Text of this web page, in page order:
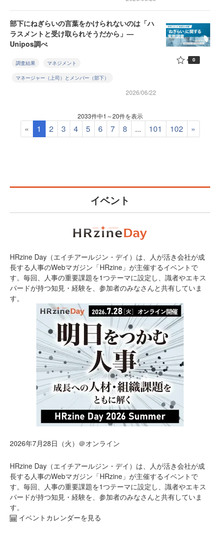
部下にねぎらいの言葉をかけられないのは「ハ
ラスメントと受け取られそうだから」—
Unipos調べ
調査結果 マネジメント
マネージャー（上司）とメンバー（部下）
2026/06/22
0
2033件中1～20件を表示
« 1 2 3 4 5 6 7 8 ... 101 102 »
イベント
HRzine Day（エイチアールジン・デイ）は、人が活き会社が成
長する人事のWebマガジン「HRzine」が主催するイベントで
す。毎回、人事の重要課題を1つテーマに設定し、識者やエキス
パードが持つ知見・経験を、参加者のみなさんと共有していま
す。
2026年7月28日（火）＠オンライン
HRzine Day（エイチアールジン・デイ）は、人が活き会社が成
長する人事のWebマガジン「HRzine」が主催するイベントで
す。毎回、人事の重要課題を1つテーマに設定し、識者やエキス
パードが持つ知見・経験を、参加者のみなさんと共有していま
す。
イベントカレンダーを見る